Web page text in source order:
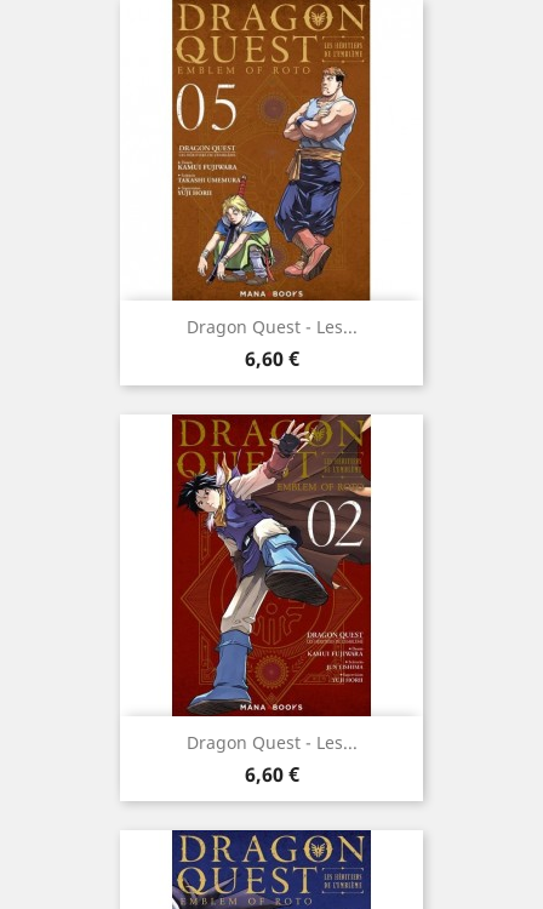
Dragon Quest - Les...
Prix
6,60 €
Dragon Quest - Les...
Prix
6,60 €